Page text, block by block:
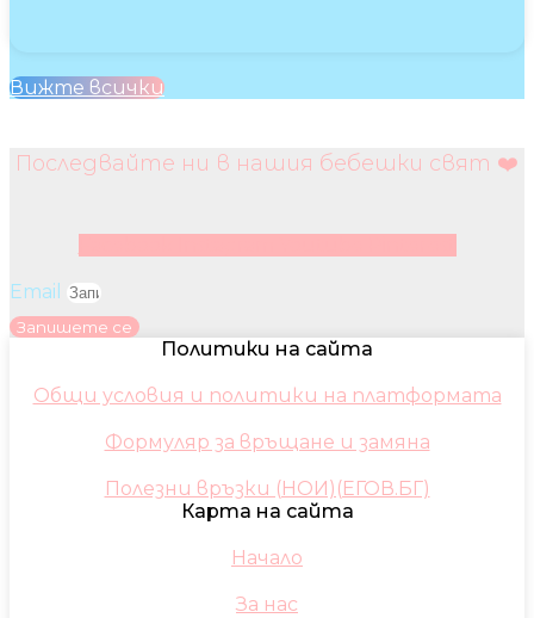
Вижте всички
Последвайте ни в нашия бебешки свят ❤️
Email
Запишете се
Политики на сайта
Общи условия и политики на платформата
Формуляр за връщане и замяна
Полезни връзки (НОИ)(ЕГОВ.БГ)
Карта на сайта
Начало
За нас